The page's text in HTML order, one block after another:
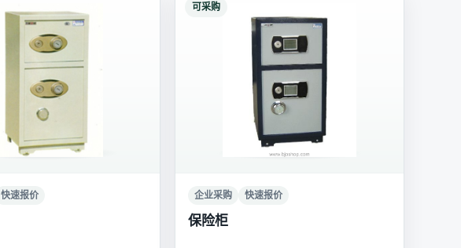
快速报价
可采购
企业采购 快速报价
保险柜